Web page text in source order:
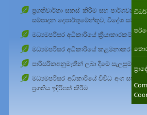
ප්‍රගතිවාර්තා සකස් කිරීම සහ
සම්පාදන දෙපාර්තුමේන්තුව, විදේශ සම්පත්
මධ්‍යමපරිසර අධිකාරියේ ක්‍රියාකාරකම්
මධ්‍යමපරිසර අධිකාරියේ කළමනාකරණ
පාරිසරිකඅනුමැතීන් ලබා දීමේ සැලසුම්
මධ්‍යමපරිසර අධිකාරියේ විවිධ අංශ සහ
ප්‍රගතිය ඉදිරිපත් කිරීම.